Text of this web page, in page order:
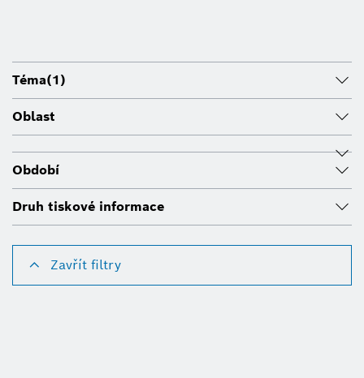
Téma(1)
Oblast
Období
Druh tiskové informace
Zavřít filtry